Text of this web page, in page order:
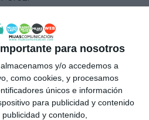
para nosotros
almacenamos y/o accedemos a
como cookies, y procesamos
únicos e información
para publicidad y contenido
y contenido,
ya se imparte en
activa del
el siguiente enlace: